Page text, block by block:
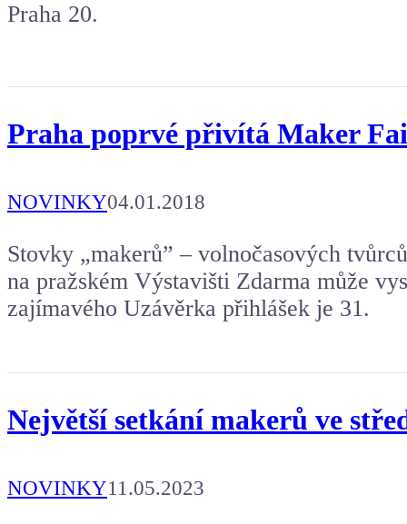
Praha 20.
Praha poprvé přivítá Maker
NOVINKY04.01.2018
Stovky „makerů” – volnočasových
na pražském Výstavišti Zdarma může
zajímavého Uzávěrka přihlášek je 31.
Největší setkání makerů ve
NOVINKY11.05.2023